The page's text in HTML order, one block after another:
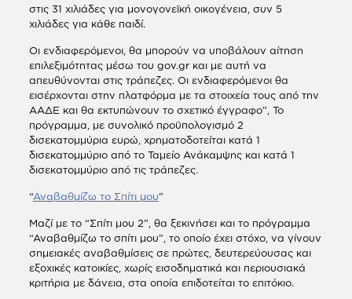
στις 31 χιλιάδες για μονογονεϊκή οικογένεια, συν 5
χιλιάδες για κάθε παιδί.
Οι ενδιαφερόμενοι, θα μπορούν να υποβάλουν αίτηση
επιλεξιμότητας μέσω του gov.gr και με αυτή να
απευθύνονται στις τράπεζες. Οι ενδιαφερόμενοι θα
εισέρχονται στην πλατφόρμα με τα στοιχεία τους από την
ΑΑΔΕ και θα εκτυπώνουν το σχετικό έγγραφο”, Το
πρόγραμμα, με συνολικό προϋπολογισμό 2
δισεκατομμύρια ευρώ, χρηματοδοτείται κατά 1
δισεκατομμύριο από το Ταμείο Ανάκαμψης και κατά 1
δισεκατομμύριο από τις τράπεζες.
“Αναβαθμίζω το Σπίτι μου”
Μαζί με το “Σπίτι μου 2”, θα ξεκινήσει και το πρόγραμμα
“Αναβαθμίζω το σπίτι μου”, το οποίο έχει στόχο, να γίνουν
σημειακές αναβαθμίσεις σε πρώτες, δευτερεύουσας και
εξοχικές κατοικίες, χωρίς εισοδηματικά και περιουσιακά
κριτήρια με δάνεια, στα οποία επιδοτείται το επιτόκιο.